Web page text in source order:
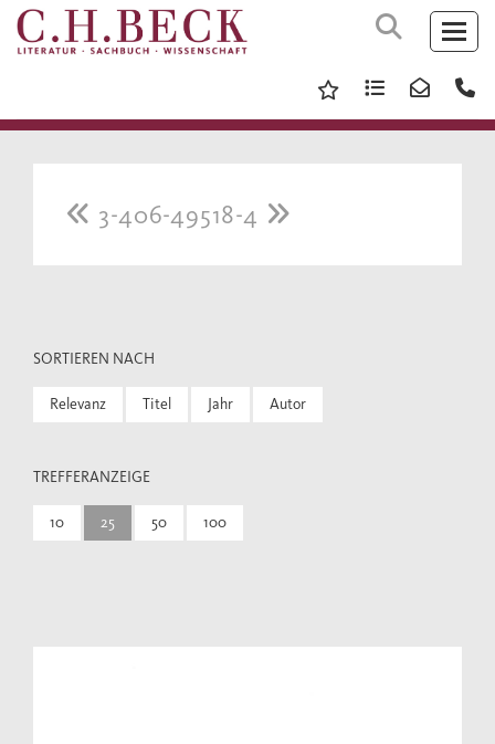
3-406-49518-4
SORTIEREN NACH
Relevanz Titel Jahr Autor
TREFFERANZEIGE
10 25 50 100